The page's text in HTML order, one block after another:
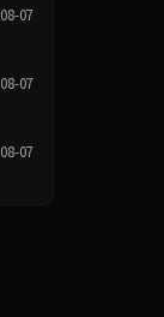
08-07
08-07
08-07